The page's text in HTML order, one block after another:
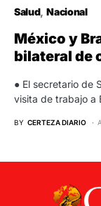
Salud Nacional
México y
bilateral de
● El secretario de
visita de trabajo a
BY CERTEZA DIARIO